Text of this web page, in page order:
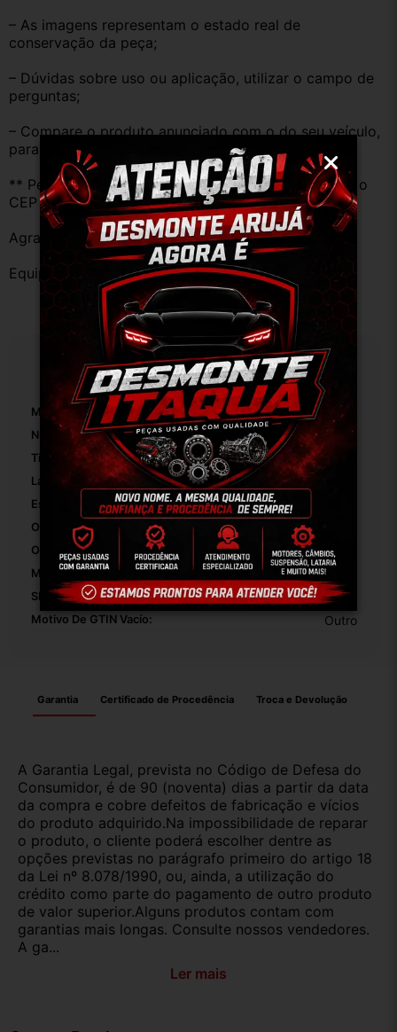
– As imagens representam o estado real de
conservação da peça;
– Dúvidas sobre uso ou aplicação, utilizar o campo de
perguntas;
– Compare o produto anunciado com o do seu veículo,
para evitar trocas;
** Peças que não tem opção de envio, favor deixar o
CEP na área de perguntas para realizar cotação **
Agradecemos a preferência!
Equipe DESMONTE ARUJÁ.
Especificações
Marca: Citroen
Número De Peça: 01
Tipo De Veículo: Carro/Caminhonete
Lado: Esquerdo
Está Pronto Para Pintar:
Origem:
OEM: Original
Modelo: C3 XTR 1.4 8V 2008
SKU: 11817
Motivo De GTIN Vacío: Outro
Garantia Certificado de Procedência Troca e Devolução
A Garantia Legal, prevista no Código de Defesa do
Consumidor, é de 90 (noventa) dias a partir da data
da compra e cobre defeitos de fabricação e vícios
do produto adquirido.Na impossibilidade de reparar
o produto, o cliente poderá escolher dentre as
opções previstas no parágrafo primeiro do artigo 18
da Lei nº 8.078/1990, ou, ainda, a utilização do
crédito como parte do pagamento de outro produto
de valor superior.Alguns produtos contam com
garantias mais longas. Consulte nossos vendedores.
A ga...
Ler mais